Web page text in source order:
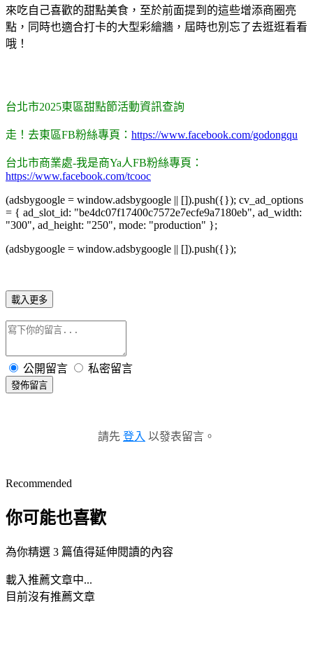
來吃自己喜歡的甜點美食，至於前面提到的這些增添商圈亮
點，同時也適合打卡的大型彩繪牆，屆時也別忘了去逛逛看看
哦！
台北市2025東區甜點節活動資訊查詢
走！去東區FB粉絲專頁： https://www.facebook.com/godongqu
台北市商業處-我是商Ya人FB粉絲專頁：
https://www.facebook.com/tcooc
(adsbygoogle = window.adsbygoogle || []).push({}); cv_ad_options
= { ad_slot_id: "be4dc07f17400c7572e7ecfe9a7180eb", ad_width:
"300", ad_height: "250", mode: "production" };
(adsbygoogle = window.adsbygoogle || []).push({});
載入更多
公開留言 私密留言
發佈留言
請先 登入 以發表留言。
Recommended
你可能也喜歡
為你精選 3 篇值得延伸閱讀的內容
載入推薦文章中...
目前沒有推薦文章